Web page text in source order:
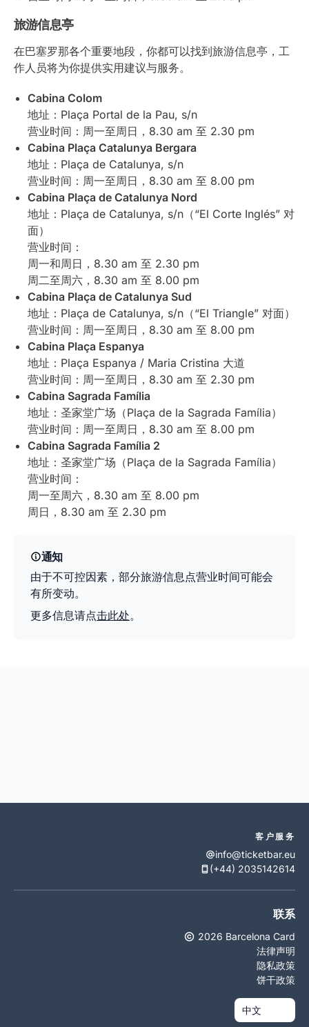
旅游信息亭
在巴塞罗那各个重要地段，你都可以找到旅游信息亭，工
作人员将为你提供实用建议与服务。
Cabina Colom
地址：Plaça Portal de la Pau, s/n
营业时间：周一至周日，8.30 am 至 2.30 pm
Cabina Plaça Catalunya Bergara
地址：Plaça de Catalunya, s/n
营业时间：周一至周日，8.30 am 至 8.00 pm
Cabina Plaça de Catalunya Nord
地址：Plaça de Catalunya, s/n（“El Corte Inglés” 对
面）
营业时间：
周一和周日，8.30 am 至 2.30 pm
周二至周六，8.30 am 至 8.00 pm
Cabina Plaça de Catalunya Sud
地址：Plaça de Catalunya, s/n（“El Triangle” 对面）
营业时间：周一至周日，8.30 am 至 8.00 pm
Cabina Plaça Espanya
地址：Plaça Espanya / Maria Cristina 大道
营业时间：周一至周日，8.30 am 至 2.30 pm
Cabina Sagrada Família
地址：圣家堂广场（Plaça de la Sagrada Família）
营业时间：周一至周日，8.30 am 至 8.00 pm
Cabina Sagrada Família 2
地址：圣家堂广场（Plaça de la Sagrada Família）
营业时间：
周一至周六，8.30 am 至 8.00 pm
周日，8.30 am 至 2.30 pm
通知
由于不可控因素，部分旅游信息点营业时间可能会
有所变动。
更多信息请点击此处。
客户服务
info@ticketbar.eu
(+44) 2035142614
联系
2026 Barcelona Card
法律声明
隐私政策
饼干政策